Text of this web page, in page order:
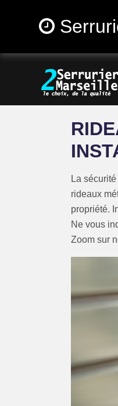
La
rideaux
propriété.
Ne vous
Zoom sur